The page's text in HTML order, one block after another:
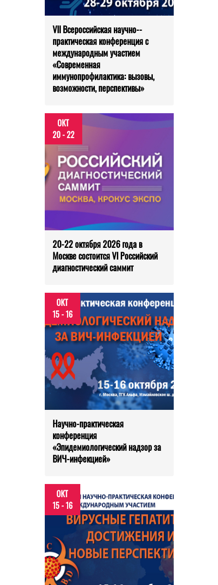
VII Всероссийская научно-­
практическая конференция с
международным участием
«Современная
иммунопрофилактика: вызовы,
возможности, перспективы»
ОКТ
20 - 22
20-22 октября 2026 года в
Москве состоится VI Российский
диагностический саммит
ОКТ
15 - 16
Научно-практическая
конференция
«Эпидемиологический надзор за
ВИЧ-инфекцией»
ОКТ
15 - 16